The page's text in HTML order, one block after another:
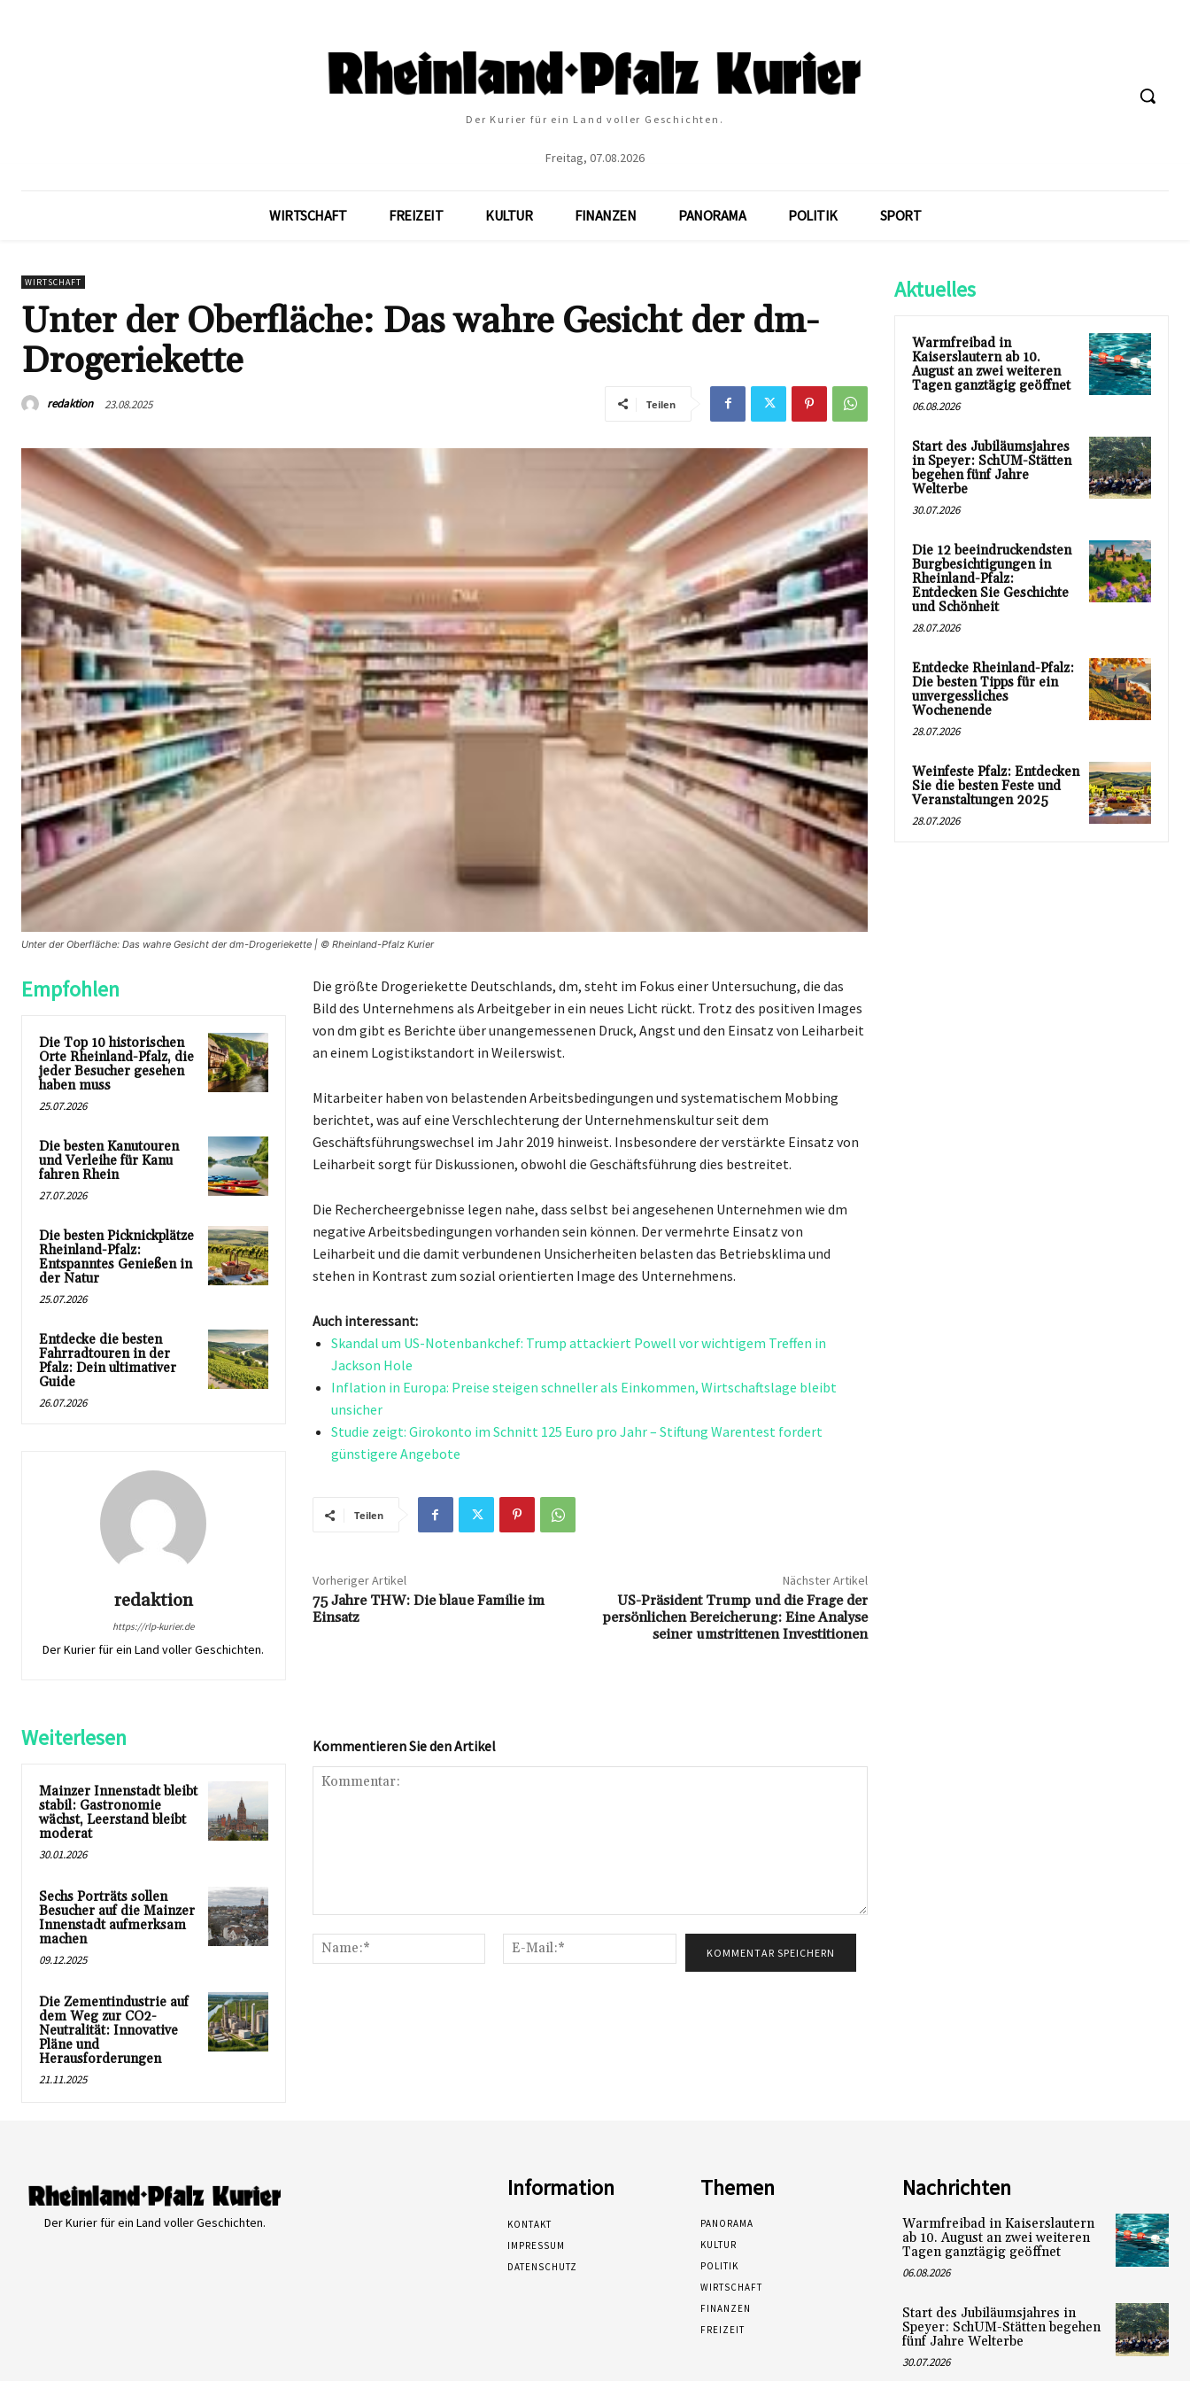
Der Kurier für ein Land voller Geschichten.
Freitag, 07.08.2026
WIRTSCHAFT FREIZEIT KULTUR FINANZEN PANORAMA POLITIK SPORT
WIRTSCHAFT
Unter der Oberfläche: Das wahre Gesicht der dm-
Drogeriekette
redaktion 23.08.2025 Teilen
Unter der Oberfläche: Das wahre Gesicht der dm-Drogeriekette | © Rheinland-Pfalz Kurier
Empfohlen
Die Top 10 historischen
Orte Rheinland-Pfalz, die
jeder Besucher gesehen
haben muss
25.07.2026
Die besten Kanutouren
und Verleihe für Kanu
fahren Rhein
27.07.2026
Die besten Picknickplätze
Rheinland-Pfalz:
Entspanntes Genießen in
der Natur
25.07.2026
Entdecke die besten
Fahrradtouren in der
Pfalz: Dein ultimativer
Guide
26.07.2026
redaktion
https://rlp-kurier.de
Der Kurier für ein Land voller Geschichten.
Die größte Drogeriekette Deutschlands, dm, steht im Fokus einer Untersuchung, die das
Bild des Unternehmens als Arbeitgeber in ein neues Licht rückt. Trotz des positiven Images
von dm gibt es Berichte über unangemessenen Druck, Angst und den Einsatz von Leiharbeit
an einem Logistikstandort in Weilerswist.
Mitarbeiter haben von belastenden Arbeitsbedingungen und systematischem Mobbing
berichtet, was auf eine Verschlechterung der Unternehmenskultur seit dem
Geschäftsführungswechsel im Jahr 2019 hinweist. Insbesondere der verstärkte Einsatz von
Leiharbeit sorgt für Diskussionen, obwohl die Geschäftsführung dies bestreitet.
Die Rechercheergebnisse legen nahe, dass selbst bei angesehenen Unternehmen wie dm
negative Arbeitsbedingungen vorhanden sein können. Der vermehrte Einsatz von
Leiharbeit und die damit verbundenen Unsicherheiten belasten das Betriebsklima und
stehen in Kontrast zum sozial orientierten Image des Unternehmens.
Auch interessant:
Skandal um US-Notenbankchef: Trump attackiert Powell vor wichtigem Treffen in
Jackson Hole
Inflation in Europa: Preise steigen schneller als Einkommen, Wirtschaftslage bleibt
unsicher
Studie zeigt: Girokonto im Schnitt 125 Euro pro Jahr – Stiftung Warentest fordert
günstigere Angebote
Teilen
Vorheriger Artikel
75 Jahre THW: Die blaue Familie im
Einsatz
Nächster Artikel
US-Präsident Trump und die Frage der
persönlichen Bereicherung: Eine Analyse
seiner umstrittenen Investitionen
Weiterlesen
Mainzer Innenstadt bleibt
stabil: Gastronomie
wächst, Leerstand bleibt
moderat
30.01.2026
Sechs Porträts sollen
Besucher auf die Mainzer
Innenstadt aufmerksam
machen
09.12.2025
Die Zementindustrie auf
dem Weg zur CO2-
Neutralität: Innovative
Pläne und
Herausforderungen
21.11.2025
Kommentieren Sie den Artikel
Name:*
Mail:*
Aktuelles
Warmfreibad in
Kaiserslautern ab 10.
August an zwei weiteren
Tagen ganztägig geöffnet
06.08.2026
Start des Jubiläumsjahres
in Speyer: SchUM-Stätten
begehen fünf Jahre
Welterbe
30.07.2026
Die 12 beeindruckendsten
Burgbesichtigungen in
Rheinland-Pfalz:
Entdecken Sie Geschichte
und Schönheit
28.07.2026
Entdecke Rheinland-Pfalz:
Die besten Tipps für ein
unvergessliches
Wochenende
28.07.2026
Weinfeste Pfalz: Entdecken
Sie die besten Feste und
Veranstaltungen 2025
28.07.2026
Der Kurier für ein Land voller Geschichten.
Information
KONTAKT
IMPRESSUM
DATENSCHUTZ
Themen
PANORAMA
KULTUR
POLITIK
WIRTSCHAFT
FINANZEN
FREIZEIT
Nachrichten
Warmfreibad in Kaiserslautern
ab 10. August an zwei weiteren
Tagen ganztägig geöffnet
06.08.2026
Start des Jubiläumsjahres in
Speyer: SchUM-Stätten begehen
fünf Jahre Welterbe
30.07.2026